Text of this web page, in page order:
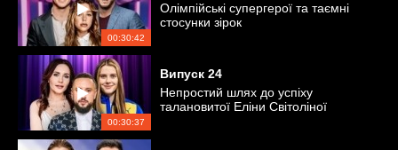
00:30:42
Олімпійські супергерої та таємні
стосунки зірок
00:30:37
Випуск 24
Непростий шлях до успіху
талановитої Еліни Світоліної